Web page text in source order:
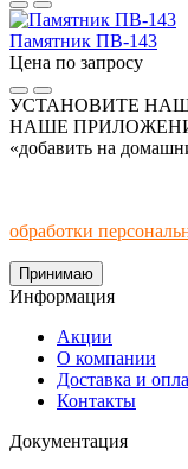
Памятник ПВ-143
Цена по запросу
УСТАНОВИТЕ
НАШЕ ПРИЛОЖЕНИЕ!
«добавить на
обработки
Принимаю
Информация
Акции
О компании
Доставка и
Контакты
Документация